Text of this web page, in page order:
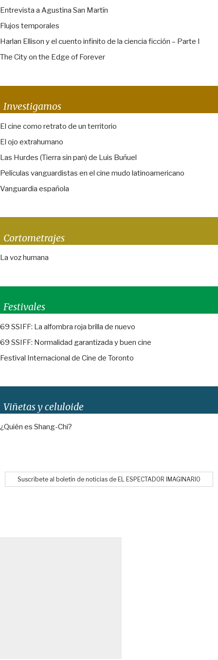
Entrevista a Agustina San Martín
Flujos temporales
Harlan Ellison y el cuento infinito de la ciencia ficción – Parte I
The City on the Edge of Forever
Investigamos
El cine como retrato de un territorio
El ojo extrahumano
Las Hurdes (Tierra sin pan) de Luis Buñuel
Películas vanguardistas en el cine mudo latinoamericano
Vanguardia española
Cortometrajes
La voz humana
Festivales
69 SSIFF: La alfombra roja brilla de nuevo
69 SSIFF: Normalidad garantizada y buen cine
Festival Internacional de Cine de Toronto
Viñetas y celuloide
¿Quién es Shang-Chi?
Suscríbete al boletín de noticias de EL ESPECTADOR IMAGINARIO